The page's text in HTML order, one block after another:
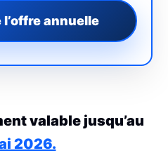
annuelle
valable jusqu’au
2026.